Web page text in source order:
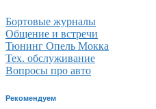
Бортовые журналы
Общение и встречи
Тюнинг Опель Мокка
Тех. обслуживание
Вопросы про авто
Рекомендуем